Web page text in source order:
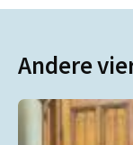
Andere